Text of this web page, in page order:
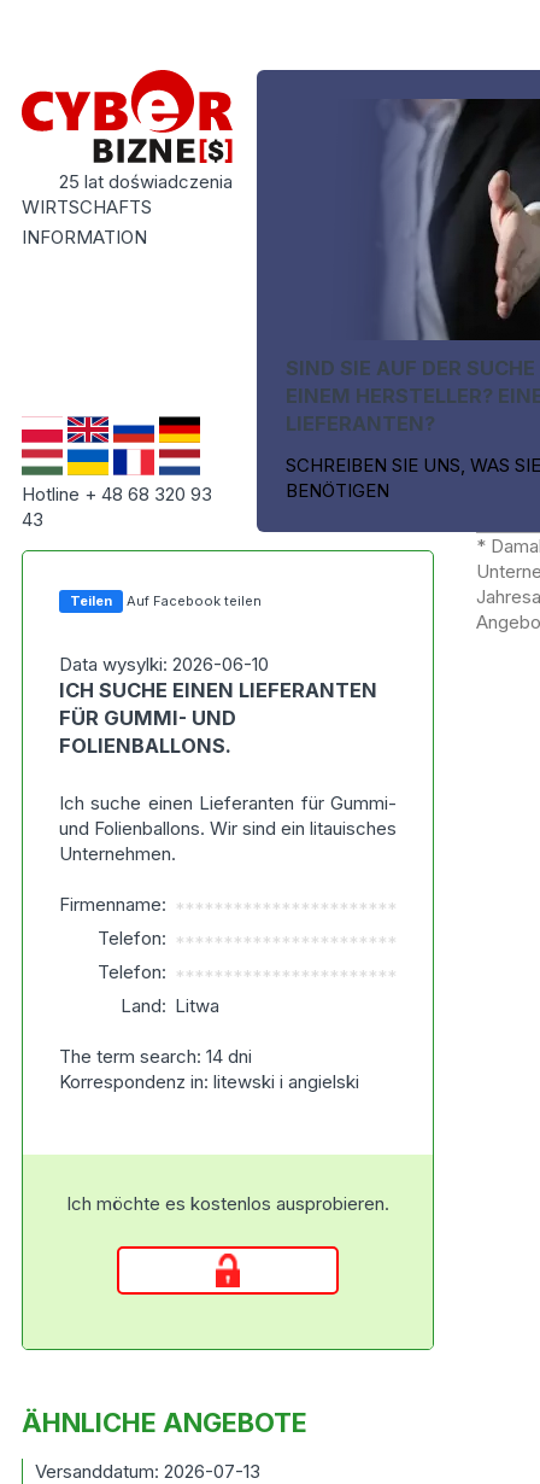
25 lat doświadczenia
WIRTSCHAFTS
INFORMATION
Hotline + 48 68 320 93
43
SIND SIE AUF DER
EINEM HERSTELLER?
LIEFERANTEN?
SCHREIBEN SIE UNS, WAS SIE
BENÖTIGEN
Teilen Auf Facebook teilen
Data wysylki: 2026-06-10
ICH SUCHE EINEN LIEFERANTEN
FÜR GUMMI- UND
FOLIENBALLONS.
Ich suche einen Lieferanten für Gummi-
und Folienballons. Wir sind ein litauisches
Unternehmen.
Firmenname: ***********************
Telefon: ***********************
Telefon: ***********************
Land: Litwa
The term search: 14 dni
Korrespondenz in: litewski i angielski
Ich möchte es kostenlos ausprobieren.
*
ÄHNLICHE ANGEBOTE
Versanddatum: 2026-07-13